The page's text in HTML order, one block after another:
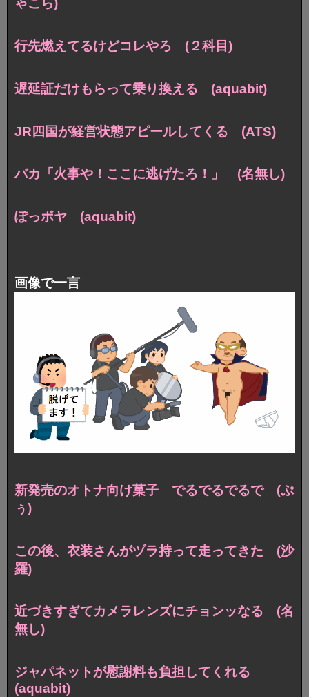
ゃこら)
行先燃えてるけどコレやろ (２科目)
遅延証だけもらって乗り換える (aquabit)
JR四国が経営状態アピールしてくる (ATS)
バカ「火事や！ここに逃げたろ！」 (名無し)
ぽっボヤ (aquabit)
画像で一言
新発売のオトナ向け菓子 でるでるでるで (ぷ
ぅ)
この後、衣装さんがヅラ持って走ってきた (沙
羅)
近づきすぎてカメラレンズにチョンッなる (名
無し)
ジャパネットが慰謝料も負担してくれる
(aquabit)